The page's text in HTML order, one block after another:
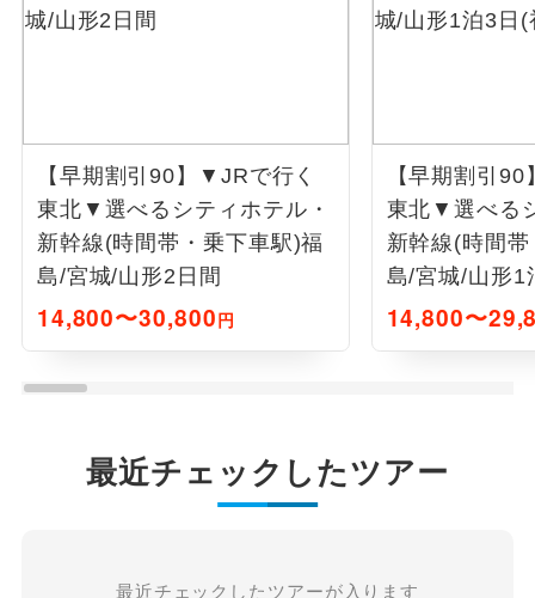
【早期割引90】▼JRで行く
東北▼選べるシティホテル・
新幹線(時間帯・乗下車駅)福
島/宮城/山形2日間
14,800〜30,800円
【早期割引
東北▼選べる
新幹線(時間
島/宮城/山形1
14,800〜
最近チェックしたツアー
最近チェックしたツアーが入ります